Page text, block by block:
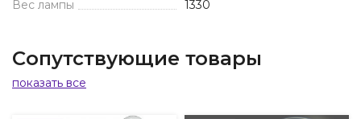
Вес лампы 1330
Сопутствующие товары
показать все